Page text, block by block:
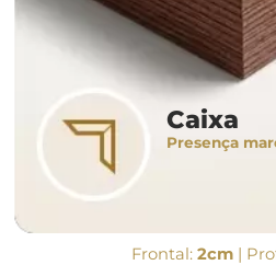
Caixa
Presença
Frontal: 2cm|